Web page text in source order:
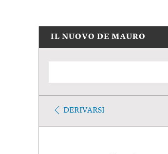
IL NUOVO DE MAURO
DERIVARSI